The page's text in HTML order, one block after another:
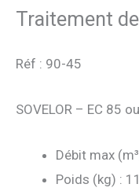
Traitement de
Réf : 90-45
SOVELOR – EC 85
Débit max
Poids (kg) :